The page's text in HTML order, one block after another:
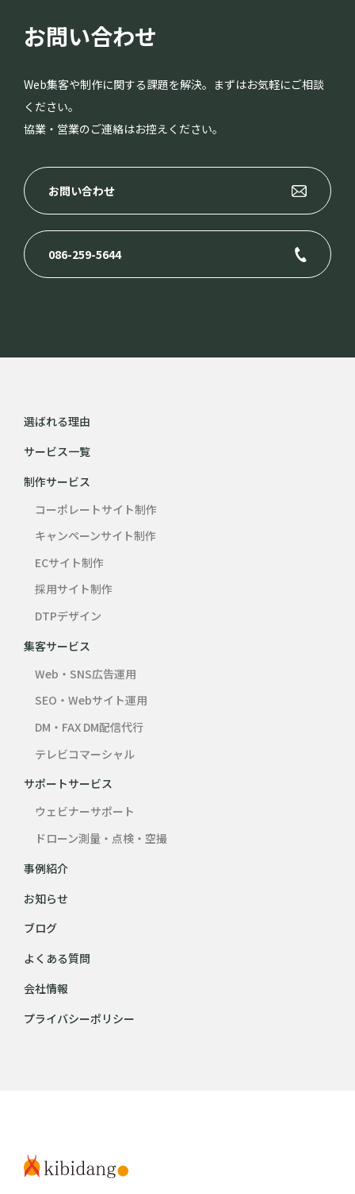
お問い合わせ
Web集客や制作に関する課題を解決。まずはお気軽にご相談
ください。
協業・営業のご連絡はお控えください。
お問い合わせ
086-259-5644
選ばれる理由
サービス一覧
制作サービス
コーポレートサイト制作
キャンペーンサイト制作
ECサイト制作
採用サイト制作
DTPデザイン
集客サービス
Web・SNS広告運用
SEO・Webサイト運用
DM・FAX DM配信代行
テレビコマーシャル
サポートサービス
ウェビナーサポート
ドローン測量・点検・空撮
事例紹介
お知らせ
ブログ
よくある質問
会社情報
プライバシーポリシー